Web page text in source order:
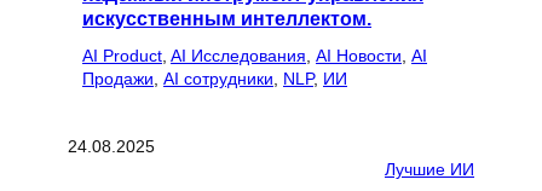
искусственным интеллектом.
AI Product, AI Исследования, AI Новости, AI
Продажи, AI сотрудники, NLP, ИИ
24.08.2025
Лучшие ИИ